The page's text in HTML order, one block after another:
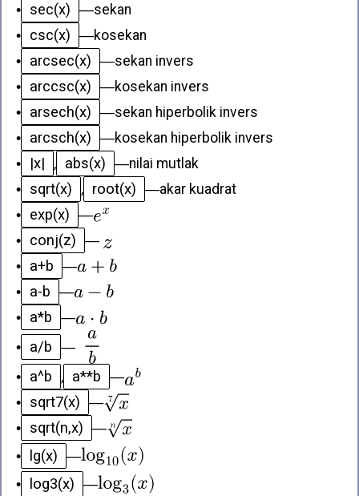
•
sec(x) —sekan
•
csc(x) —kosekan
•
arcsec(x) —sekan invers
•
arccsc(x) —kosekan invers
•
arsech(x) —sekan hiperbolik invers
•
arcsch(x) —kosekan hiperbolik invers
•
|x| , abs(x) —nilai mutlak
•
sqrt(x) , root(x) —akar kuadrat
•
exp(x) —
•
conj(z) —
•
a+b —
•
a-b —
•
a*b —
•
a/b —
•
a^b , a**b —
•
sqrt7(x) —
•
sqrt(n,x) —
•
lg(x) —
•
log3(x) —